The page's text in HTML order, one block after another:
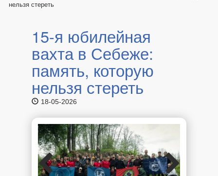
нельзя стереть
15-я юбилейная
вахта в Себеже:
память, которую
нельзя стереть
18-05-2026